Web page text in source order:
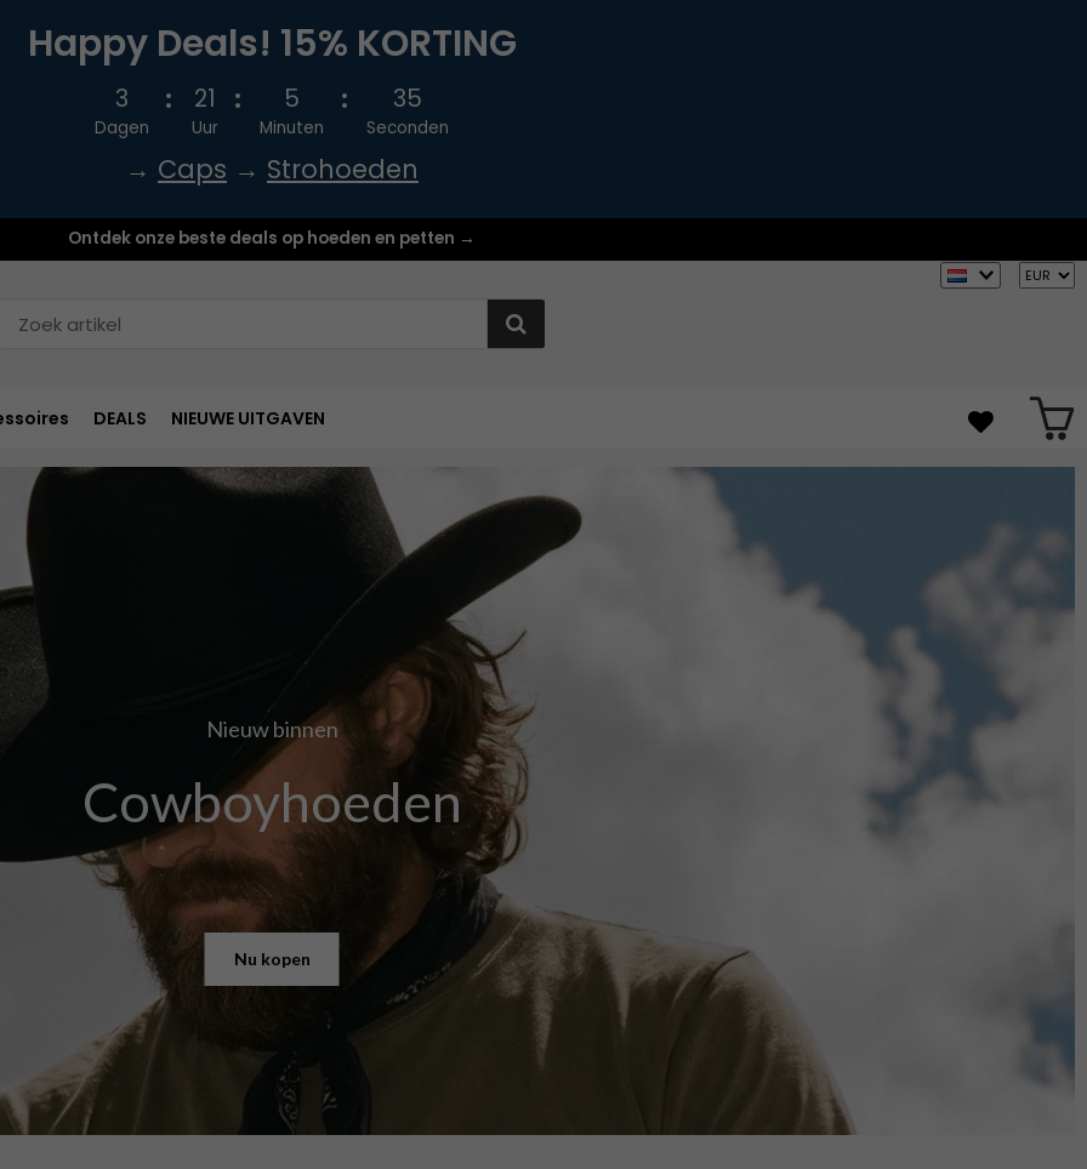
Happy Deals! 15% KORTING
3
Dagen
21
Uur
5
Minuten
34
Seconden
→ Caps → Strohoeden
Ontdek onze beste deals op hoeden en petten →
DEALS NIEUWE UITGAVEN
Nieuw binnen
Cowboyhoeden
Nu kopen